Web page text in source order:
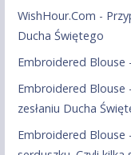
WishHour.Com -
Ducha Świętego
Embroidered Blouse -
Embroidered Blouse -
zesłaniu Ducha
Embroidered Blouse -